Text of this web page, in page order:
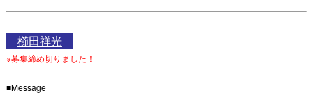
櫛田祥光
※募集締め切りました！
■Message